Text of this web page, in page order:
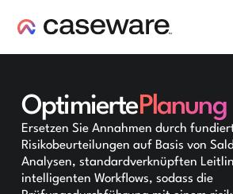
OptimiertePlanung
Ersetzen Sie Annahmen durch
Risikobeurteilungen auf Basis von
Analysen, standardverknüpften
intelligenten Workflows, sodass die